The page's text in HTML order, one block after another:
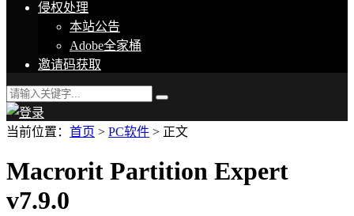
侵权处理
本站公告
Adobe全家桶
邀请码获取
当前位置： 首页 > PC软件 > 正文
Macrorit Partition Expert
v7.9.0